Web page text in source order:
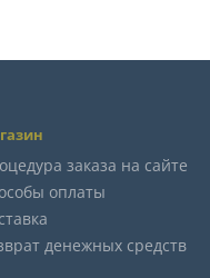
заказа на сайте
оплаты
денежных средств